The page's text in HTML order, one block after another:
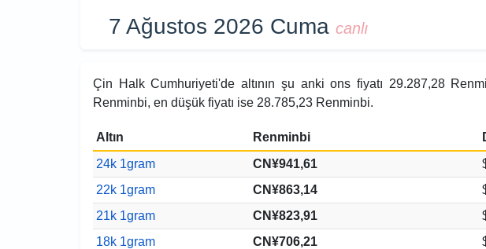
7 Ağustos 2026 Cuma canlı
Çin Halk Cumhuriyeti'de altının şu anki ons fiyatı 29.287,28
Renminbi, en düşük fiyatı ise 28.785,23 Renminbi.
Altın Renminbi
24k 1gram
CN¥941,61
22k 1gram
CN¥863,14
21k 1gram
CN¥823,91
18k 1gram
CN¥706,21